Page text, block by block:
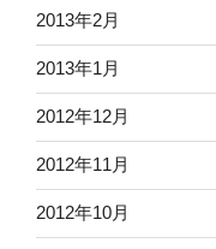
2013年2月
2013年1月
2012年12月
2012年11月
2012年10月